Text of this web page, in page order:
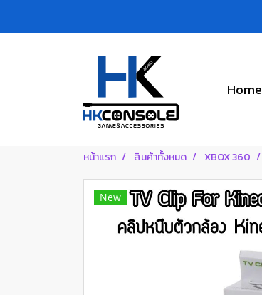
Home
หน้าแรก สินค้าทั้งหมด XBOX 360
New